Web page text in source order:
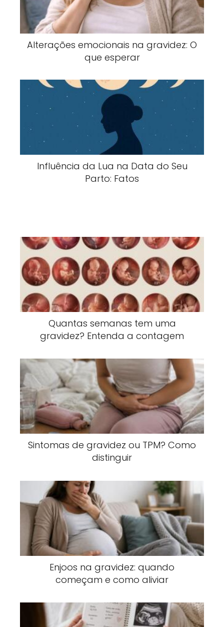
Alterações emocionais na gravidez: O
que esperar
Influência da Lua na Data do Seu
Parto: Fatos
Quantas semanas tem uma
gravidez? Entenda a contagem
Sintomas de gravidez ou TPM? Como
distinguir
Enjoos na gravidez: quando
começam e como aliviar